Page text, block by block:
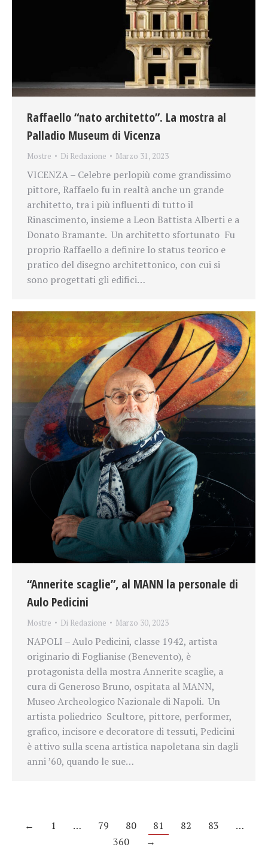
Raffaello “nato architetto”. La mostra al
Palladio Museum di Vicenza
Mostre Di Redazione Marzo 31, 2023
VICENZA – Celebre perlopiù come grandissimo
pittore, Raffaelo fu in realtà anche un grande
architetto, tra i più influenti di tutto il
Rinascimento, insieme a Leon Battista Alberti e a
Donato Bramante. Un architetto sfortunato Fu
proprio Raffaello a definire lo status teorico e
pratico del disegno architettonico, con cui si
sono progettati gli edifici…
“Annerite scaglie”, al MANN la personale di
Aulo Pedicini
Mostre Di Redazione Marzo 30, 2023
NAPOLI – Aulo Pedicini, classe 1942, artista
originario di Foglianise (Benevento), è
protagonista della mostra Annerite scaglie, a
cura di Generoso Bruno, ospitata al MANN,
Museo Archeologico Nazionale di Napoli. Un
artista poliedrico Scultore, pittore, performer,
grafico, incisore e decoratore di tessuti, Pedicini
è attivo sulla scena artistica napoletana sin dagli
anni ’60, quando le sue…
← 1 … 79 80 81 82 83
…
360
→